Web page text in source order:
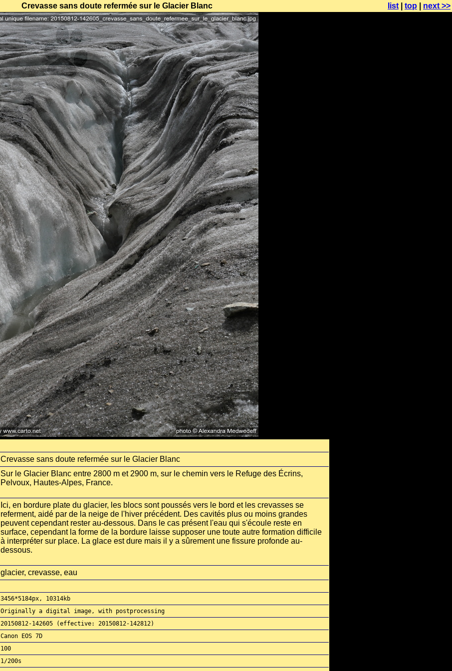
Crevasse sans doute refermée sur le Glacier Blanc list top next >>
Crevasse sans doute refermée sur le Glacier Blanc
Sur le Glacier Blanc entre 2800 m et 2900 m, sur le chemin vers le Refuge des Écrins,
Pelvoux, Hautes-Alpes, France.
Ici, en bordure plate du glacier, les blocs sont poussés vers le bord et les crevasses se
referment, aidé par de la neige de l'hiver précédent. Des cavités plus ou moins grandes
peuvent cependant rester au-dessous. Dans le cas présent l'eau qui s'écoule reste en
surface, cependant la forme de la bordure laisse supposer une toute autre formation difficile
à interpréter sur place. La glace est dure mais il y a sûrement une fissure profonde au-
dessous.
glacier, crevasse, eau
3456*5184px, 10314kb
Originally a digital image, with postprocessing
20150812-142605 (effective: 20150812-142812)
Canon EOS 7D
100
1/200s